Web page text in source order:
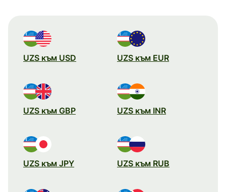
UZS към USD UZS към EUR
UZS към GBP UZS към INR
UZS към JPY UZS към RUB